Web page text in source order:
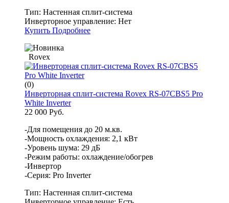
Тип: Настенная сплит-система
Инверторное управление: Нет
Купить Подробнее
Rovex
(0)
Инверторная сплит-система Rovex RS-07CBS5 Pro
White Inverter
22 000 Руб.
-Для помещения до 20 м.кв.
-Мощность охлаждения: 2,1 кВт
-Уровень шума: 29 дБ
-Режим работы: охлаждение/обогрев
-Инвертор
-Серия: Pro Inverter
Тип: Настенная сплит-система